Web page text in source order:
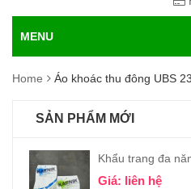
MENU
Home Áo khoác thu đông UBS
SẢN PHẨM MỚI
Khẩu trang đa
Giá: liên hệ